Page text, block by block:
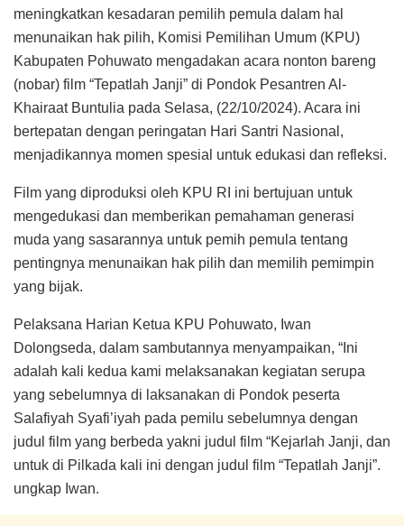
meningkatkan kesadaran pemilih pemula dalam hal
menunaikan hak pilih, Komisi Pemilihan Umum (KPU)
Kabupaten Pohuwato mengadakan acara nonton bareng
(nobar) film “Tepatlah Janji” di Pondok Pesantren Al-
Khairaat Buntulia pada Selasa, (22/10/2024). Acara ini
bertepatan dengan peringatan Hari Santri Nasional,
menjadikannya momen spesial untuk edukasi dan refleksi.
Film yang diproduksi oleh KPU RI ini bertujuan untuk
mengedukasi dan memberikan pemahaman generasi
muda yang sasarannya untuk pemih pemula tentang
pentingnya menunaikan hak pilih dan memilih pemimpin
yang bijak.
Pelaksana Harian Ketua KPU Pohuwato, Iwan
Dolongseda, dalam sambutannya menyampaikan, “Ini
adalah kali kedua kami melaksanakan kegiatan serupa
yang sebelumnya di laksanakan di Pondok peserta
Salafiyah Syafi’iyah pada pemilu sebelumnya dengan
judul film yang berbeda yakni judul film “Kejarlah Janji, dan
untuk di Pilkada kali ini dengan judul film “Tepatlah Janji”.
ungkap Iwan.